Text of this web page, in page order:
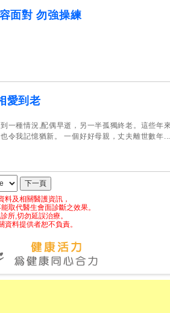
面對 勿強操練
愛到老
一種情況,配偶早逝，另一半孤獨終老。這些年
令我記憶猶新。 一個好好母親，丈夫離世數年
料及相關醫護資訊，
取代醫生會面診斷之效果。
所,切勿延誤治療。
料提供者恕不負責。